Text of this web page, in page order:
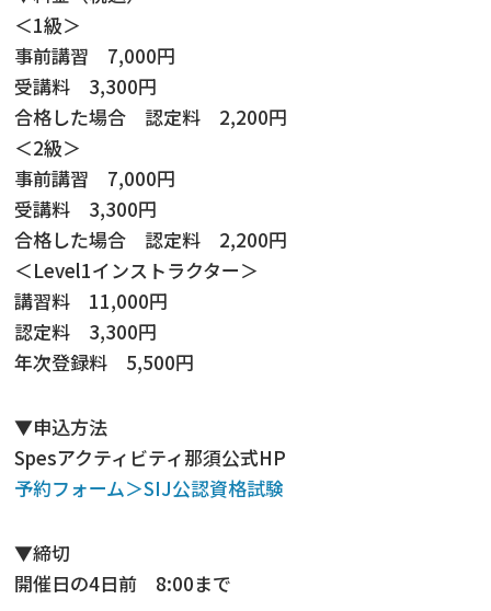
＜1級＞
事前講習 7,000円
受講料 3,300円
合格した場合 認定料 2,200円
＜2級＞
事前講習 7,000円
受講料 3,300円
合格した場合 認定料 2,200円
＜Level1インストラクター＞
講習料 11,000円
認定料 3,300円
年次登録料 5,500円
▼申込方法
Spesアクティビティ那須公式HP
予約フォーム＞SIJ公認資格試験
▼締切
開催日の4日前 8:00まで